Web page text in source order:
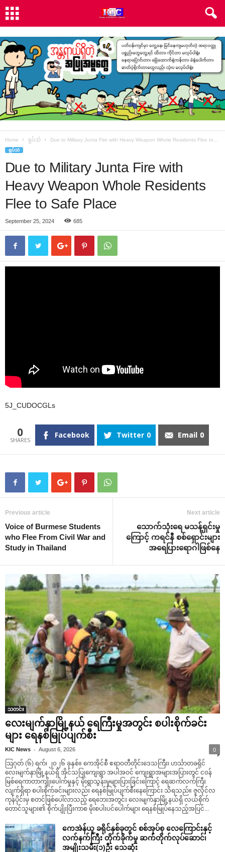
Home ရုပ်သံ Due to Military Junta Fire with Heavy Weapon Whole Residents Flee to...
ရုပ်သံ
Due to Military Junta Fire with
Heavy Weapon Whole Residents
Flee to Safe Place
September 25, 2024 685
5J_CUDOCGLs
0 Facebook Twitter 0 Email 0
Previous article
Voice of Burmese Students
who Flee From Civil War and
Study in Thailand
Next article
သောက်သုံးရေ မသန့်ရှင်းမှု
ကြောင့် ကရင်နီ စစ်ရှောင်းများ
အရေပြားရောဂါဖြစ်နေ
သတင်း
လေးမျက်နှာမြို့နယ် ရေကြီးမှုအတွင်း စပါးစိုက်ခင်း
များ ရေနစ်မြုပ်ပျက်စီး
KIC News - August 6, 2026 0
ဩဂုတ် (၆) ရက်၊ ၂၀၂၆ ခုနှစ်။ ကေအိုင်စီ ဧရာဝတီတိုင်းဒေသကြီး၊ ဟင်္သာတခရိုင်
လေးမျက်နှာမြို့နယ်ရှိ အိုင်သပြုကျေးရွာ အပါအဝင် ကျေးရွာအများအပြားတွင် ငဝန်
မြစ်ရေကာတာကျိုးပေါက်မှုနှင့် မိုးရွာသွန်းမှုများပြားခြင်းကြောင့် ရေဆက်လက်ကြီး
လျက်ရှိရာ စပါးစိုက်ခင်းများလည်း ရေနစ်မြုပ်ပျက်စီးနေကြောင်း သိရသည်။ ဇူလိုင်လ
ကုန်ပိုင်းမှ စတင်ဖြစ်ပေါ်လာသည့် ရေဘေးအတွင်း လေးမျက်နှာမြို့နယ်ရှိ လယ်စိုက်
တောင်သူများ၏ စိုက်ပျိုးပြီးကာစ မိုးစပါးပင်ပေါက်များ ရေနစ်မြုပ်နေသည့်အပြင်...
ကေအဲန်ယူ ခရိုင်နှစ်ခုတွင် စစ်အုပ်စု လေကြောင်းနှင့်
လက်နက်ကြီး တိုက်ခိုက်မှု ဆက်တိုက်လုပ်ဆောင်၊
အမျိုးသမီး(၁)ဦး သေဆုံး